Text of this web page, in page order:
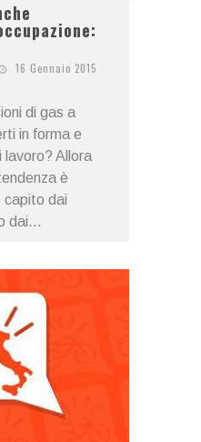
16 Gennaio 2015
di gas a
in forma e
lavoro? Allora
è
capito dai
dai...